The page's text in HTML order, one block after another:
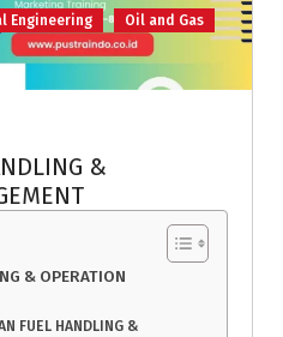
Engineering Oil and Gas
&
& OPERATION
FUEL HANDLING &